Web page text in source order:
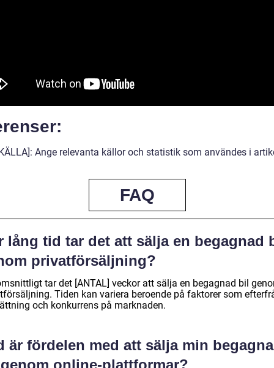
Ange relevanta källor och statistik som användes i
FAQ
lång tid tar det att sälja en begagnad
privatförsäljning?
tar det [ANTAL] veckor att sälja en begagnad bil
Tiden kan variera beroende på faktorer som
och konkurrens på marknaden.
är fördelen med att sälja min